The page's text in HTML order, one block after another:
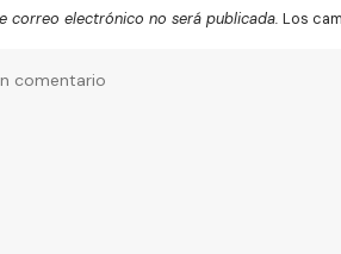
correo electrónico no será publicada. Los